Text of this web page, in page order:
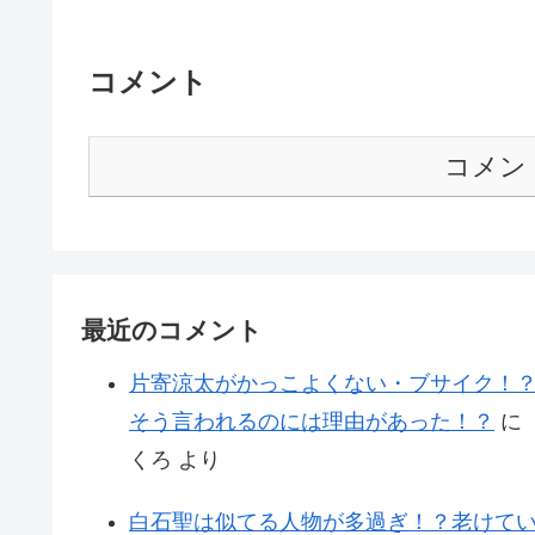
コメント
コメン
最近のコメント
片寄涼太がかっこよくない・ブサイク！？
そう言われるのには理由があった！？ に
くろ より
白石聖は似てる人物が多過ぎ！？老けてい